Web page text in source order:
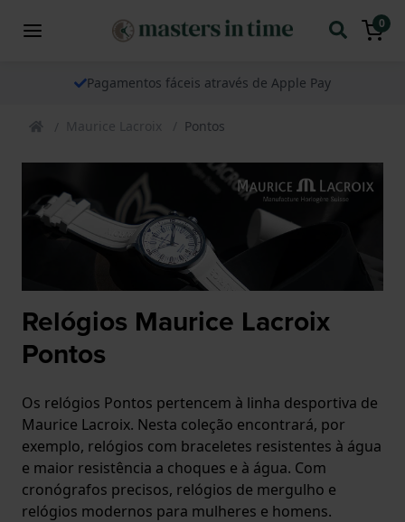
0
Pagamentos fáceis através de Apple Pay
Maurice Lacroix Pontos
Relógios Maurice Lacroix
Pontos
Os relógios Pontos pertencem à linha desportiva de
Maurice Lacroix. Nesta coleção encontrará, por
exemplo, relógios com braceletes resistentes à água
e maior resistência a choques e à água. Com
cronógrafos precisos, relógios de mergulho e
relógios modernos para mulheres e homens.